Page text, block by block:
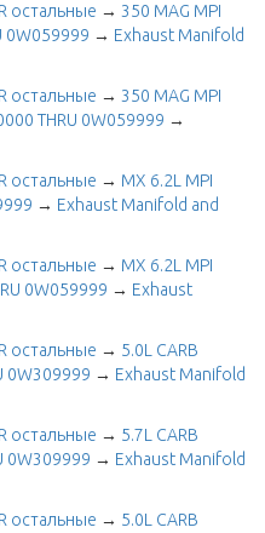
остальные → 350 MAG MPI
0W059999 → Exhaust Manifold
остальные → 350 MAG MPI
THRU 0W059999 →
остальные → MX 6.2L MPI
→ Exhaust Manifold and
остальные → MX 6.2L MPI
0W059999 → Exhaust
остальные → 5.0L CARB
0W309999 → Exhaust Manifold
остальные → 5.7L CARB
0W309999 → Exhaust Manifold
остальные → 5.0L CARB